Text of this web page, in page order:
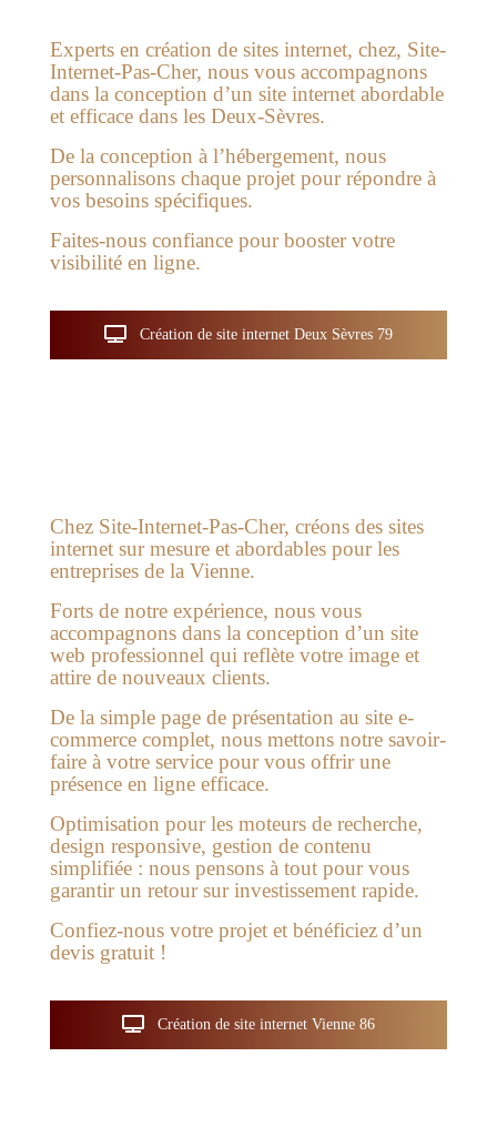
Experts en création de sites internet, chez, Site-
Internet-Pas-Cher, nous vous accompagnons
dans la conception d’un site internet abordable
et efficace dans les Deux-Sèvres.
De la conception à l’hébergement, nous
personnalisons chaque projet pour répondre à
vos besoins spécifiques.
Faites-nous confiance pour booster votre
visibilité en ligne.
Création de site internet Deux Sèvres 79
Chez Site-Internet-Pas-Cher, créons des sites
internet sur mesure et abordables pour les
entreprises de la Vienne.
Forts de notre expérience, nous vous
accompagnons dans la conception d’un site
web professionnel qui reflète votre image et
attire de nouveaux clients.
De la simple page de présentation au site e-
commerce complet, nous mettons notre savoir-
faire à votre service pour vous offrir une
présence en ligne efficace.
Optimisation pour les moteurs de recherche,
design responsive, gestion de contenu
simplifiée : nous pensons à tout pour vous
garantir un retour sur investissement rapide.
Confiez-nous votre projet et bénéficiez d’un
devis gratuit !
Création de site internet Vienne 86